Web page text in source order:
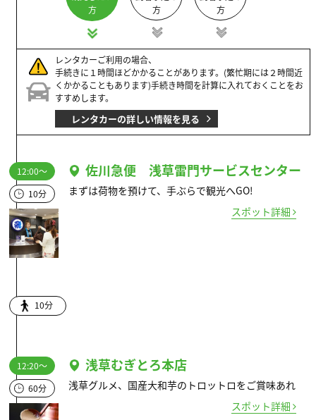
方
方
方
レンタカーご利用の場合、
手続きに１時間ほどかかることがあります。(繁忙期には２時間近
くかかることもあります)手続き時間を計算に入れておくことをお
すすめします。
レンタカーの詳しい情報を見る
12:00～
10分
佐川急便 浅草雷門サービスセンター
まずは荷物を預けて、手ぶらで観光へGO!
スポット詳細
10分
12:20～
60分
浅草むぎとろ本店
浅草グルメ、国産大和芋のトロットロをご賞味あれ
スポット詳細